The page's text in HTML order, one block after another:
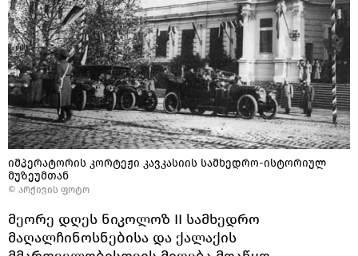
იმპერატორის კორტეჟი კავკასიის სამხედრო-ისტორიულ
მუზეუმთან
© არქივის ფოტო
მეორე დღეს ნიკოლოზ II სამხედრო
მაღალჩინოსნებისა და ქალაქის